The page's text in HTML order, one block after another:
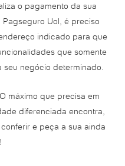
o pagamento da sua
Uol, é preciso
indicado para que
que somente
negócio determinado.
máximo que precisa em
diferenciada encontra,
e peça a sua ainda